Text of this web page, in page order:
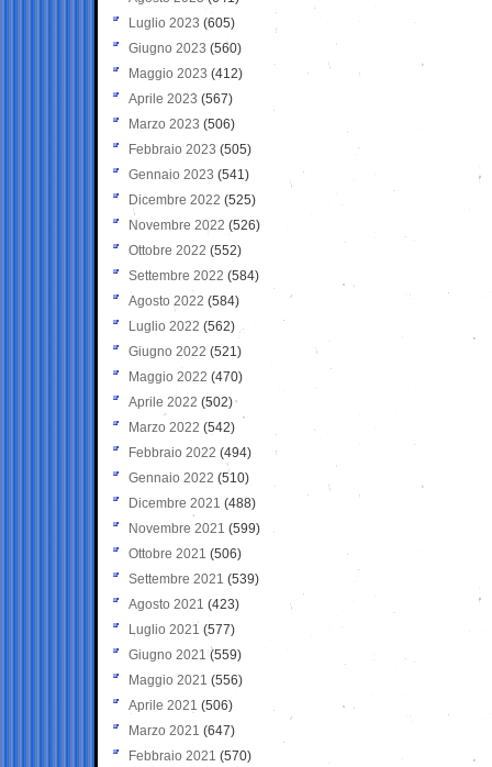
Luglio 2023 (605)
Giugno 2023 (560)
Maggio 2023 (412)
Aprile 2023 (567)
Marzo 2023 (506)
Febbraio 2023 (505)
Gennaio 2023 (541)
Dicembre 2022 (525)
Novembre 2022 (526)
Ottobre 2022 (552)
Settembre 2022 (584)
Agosto 2022 (584)
Luglio 2022 (562)
Giugno 2022 (521)
Maggio 2022 (470)
Aprile 2022 (502)
Marzo 2022 (542)
Febbraio 2022 (494)
Gennaio 2022 (510)
Dicembre 2021 (488)
Novembre 2021 (599)
Ottobre 2021 (506)
Settembre 2021 (539)
Agosto 2021 (423)
Luglio 2021 (577)
Giugno 2021(559)
Maggio 2021 (556)
Aprile 2021 (506)
Marzo 2021 (647)
Febbraio 2021 (570)